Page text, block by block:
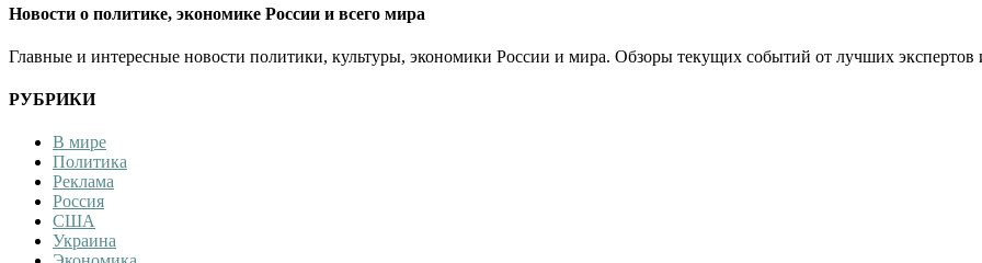
Новости о политике, экономике России и всего мира
Главные и интересные новости политики, культуры, экономики России и мира. Обзоры текущих событий от лучших экспертов
РУБРИКИ
В мире
Политика
Реклама
Россия
США
Украина